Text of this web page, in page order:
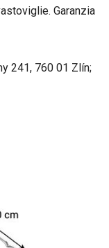
Garanzia
241, 760 01 Zlín;